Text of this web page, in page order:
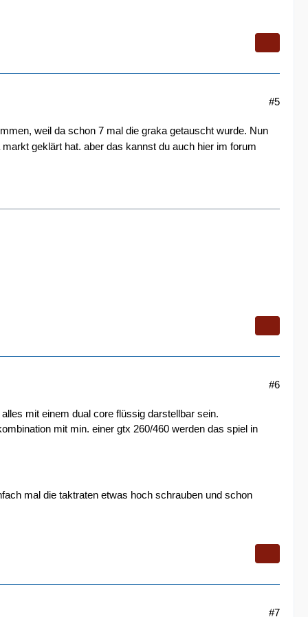
#5
weil da schon 7 mal die graka getauscht wurde. Nun
geklärt hat. aber das kannst du auch hier im forum
#6
mit einem dual core flüssig darstellbar sein.
mit min. einer gtx 260/460 werden das spiel in
mal die taktraten etwas hoch schrauben und schon
#7